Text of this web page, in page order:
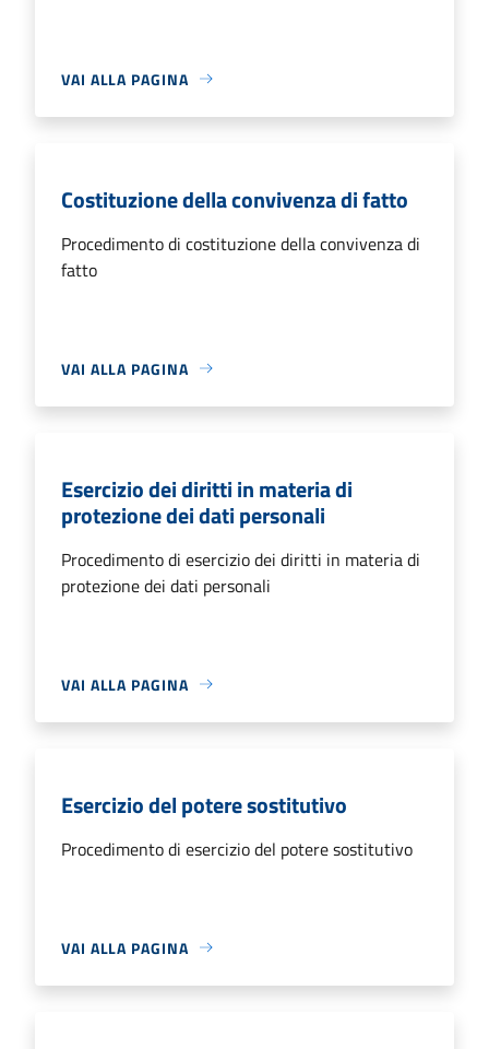
VAI ALLA PAGINA
Costituzione della convivenza di fatto
Procedimento di costituzione della convivenza di
fatto
VAI ALLA PAGINA
Esercizio dei diritti in materia di
protezione dei dati personali
Procedimento di esercizio dei diritti in materia di
protezione dei dati personali
VAI ALLA PAGINA
Esercizio del potere sostitutivo
Procedimento di esercizio del potere sostitutivo
VAI ALLA PAGINA